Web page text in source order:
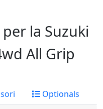
la Suzuki
All Grip
Optionals